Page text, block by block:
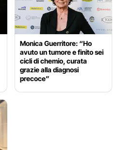
Monica Guerritore: “Ho
avuto un tumore e finito sei
cicli di chemio, curata
grazie alla diagnosi
precoce”